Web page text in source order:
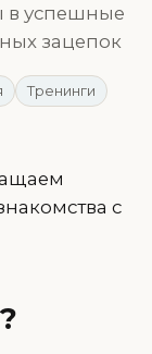
в успешные
зацепок
Тренинги
с